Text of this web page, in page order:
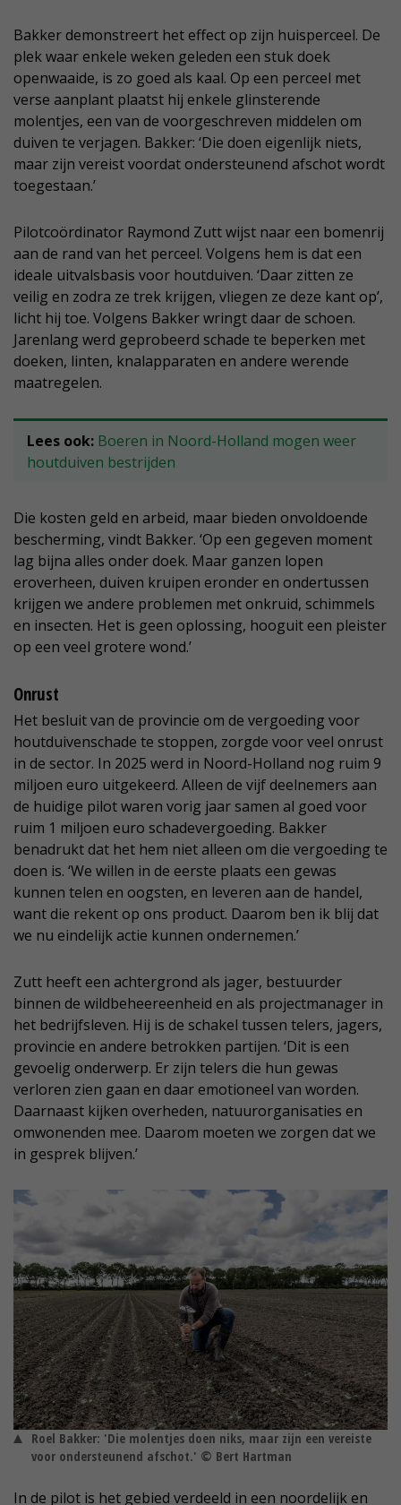
Bakker demonstreert het effect op zijn huisperceel. De
plek waar enkele weken geleden een stuk doek
openwaaide, is zo goed als kaal. Op een perceel met
verse aanplant plaatst hij enkele glinsterende
molentjes, een van de voorgeschreven middelen om
duiven te verjagen. Bakker: ‘Die doen eigenlijk niets,
maar zijn vereist voordat ondersteunend afschot wordt
toegestaan.’
Pilotcoördinator Raymond Zutt wijst naar een bomenrij
aan de rand van het perceel. Volgens hem is dat een
ideale uitvalsbasis voor houtduiven. ‘Daar zitten ze
veilig en zodra ze trek krijgen, vliegen ze deze kant op’,
licht hij toe. Volgens Bakker wringt daar de schoen.
Jarenlang werd geprobeerd schade te beperken met
doeken, linten, knalapparaten en andere werende
maatregelen.
Lees ook: Boeren in Noord-Holland mogen weer
houtduiven bestrijden
Die kosten geld en arbeid, maar bieden onvoldoende
bescherming, vindt Bakker. ‘Op een gegeven moment
lag bijna alles onder doek. Maar ganzen lopen
eroverheen, duiven kruipen eronder en ondertussen
krijgen we andere problemen met onkruid, schimmels
en insecten. Het is geen oplossing, hooguit een pleister
op een veel grotere wond.’
Onrust
Het besluit van de provincie om de vergoeding voor
houtduivenschade te stoppen, zorgde voor veel onrust
in de sector. In 2025 werd in Noord-Holland nog ruim 9
miljoen euro uitgekeerd. Alleen de vijf deelnemers aan
de huidige pilot waren vorig jaar samen al goed voor
ruim 1 miljoen euro schadevergoeding. Bakker
benadrukt dat het hem niet alleen om die vergoeding te
doen is. ‘We willen in de eerste plaats een gewas
kunnen telen en oogsten, en leveren aan de handel,
want die rekent op ons product. Daarom ben ik blij dat
we nu eindelijk actie kunnen ondernemen.’
Zutt heeft een achtergrond als jager, bestuurder
binnen de wildbeheereenheid en als projectmanager in
het bedrijfsleven. Hij is de schakel tussen telers, jagers,
provincie en andere betrokken partijen. ‘Dit is een
gevoelig onderwerp. Er zijn telers die hun gewas
verloren zien gaan en daar emotioneel van worden.
Daarnaast kijken overheden, natuurorganisaties en
omwonenden mee. Daarom moeten we zorgen dat we
in gesprek blijven.’
Roel Bakker: 'Die molentjes doen niks, maar zijn een vereiste
voor ondersteunend afschot.' © Bert Hartman
In de pilot is het gebied verdeeld in een noordelijk en